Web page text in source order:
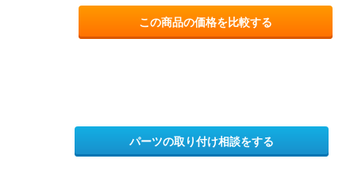
この商品の価格を比較する
パーツの取り付け相談をする